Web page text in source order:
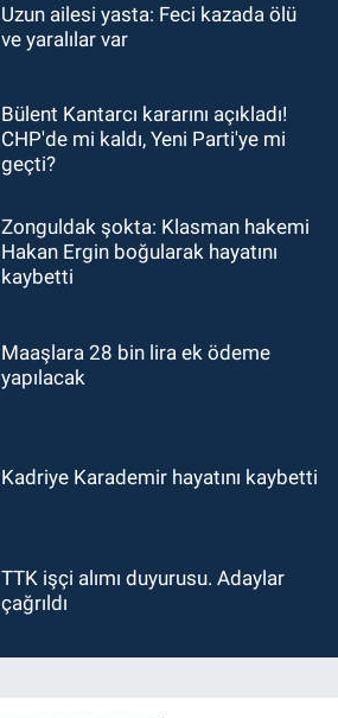
10:03Kartal Kardeşlerin İşçilikten
ÇAYCUMA
09:57Çaycuma Belediyesi
personel alacak.
Uzun ailesi yasta: Feci kazada ölü
ve yaralılar var
Bülent Kantarcı kararını açıkladı!
CHP'de mi kaldı, Yeni Parti'ye mi
geçti?
Zonguldak şokta: Klasman hakemi
Hakan Ergin boğularak hayatını
kaybetti
Maaşlara 28 bin lira ek ödeme
yapılacak
Kadriye Karademir hayatını kaybetti
TTK işçi alımı duyurusu. Adaylar
çağrıldı